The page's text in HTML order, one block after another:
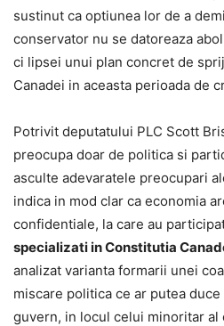
sustinut ca optiunea lor de a
conservator nu se datoreaza
ci lipsei unui plan concret de
Canadei in aceasta perioada de
Potrivit deputatului PLC Scott
preocupa doar de politica si
asculte adevaratele preocupari
indica in mod clar ca economia
confidentiale, la care au
specializati in Constitutia
analizat varianta formarii unei
miscare politica ce ar putea
guvern, in locul celui minoritar